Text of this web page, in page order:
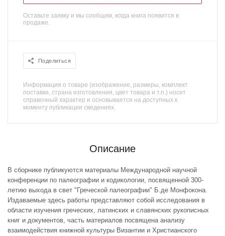
Оставьте заявку и мы сообщим, когда книга появится в
продаже.
Поделиться
Информация о товаре (изображение, размеры, комплект
поставки, страна изготовления, цвет товара и т.п.) носит
справочный характер и основывается на доступных к
моменту публикации сведениях.
Описание
В сборнике публикуются материалы Международной научной
конференции по палеографии и кодикологии, посвященной 300-
летию выхода в свет "Греческой палеографии" Б.де Монфокона.
Издаваемые здесь работы представляют собой исследования в
области изучения греческих, латинских и славянских рукописных
книг и документов, часть материалов посвящена анализу
взаимодействия книжной культуры Византии и Христианского